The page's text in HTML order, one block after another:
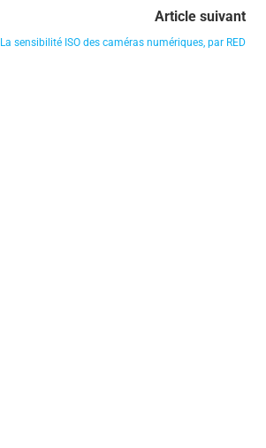
Article suivant
La sensibilité ISO des caméras numériques, par RED